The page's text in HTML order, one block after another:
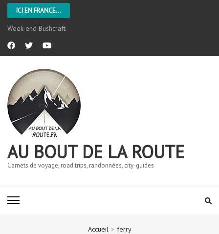
ICI EN FRANCE...
Week-end Bushcraft
AU BOUT DE LA ROUTE
Carnets de voyage, road trips, randonnées, city-guides
Accueil > ferry